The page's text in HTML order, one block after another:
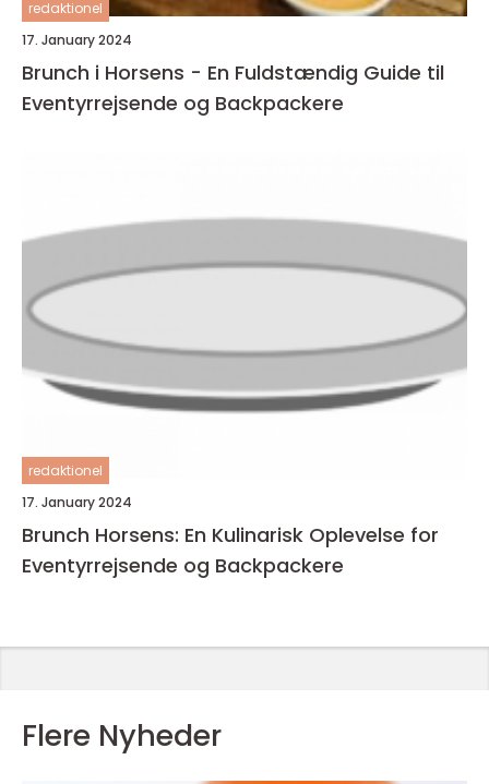
redaktionel
17. January 2024
Brunch i Horsens - En Fuldstændig Guide til
Eventyrrejsende og Backpackere
redaktionel
17. January 2024
Brunch Horsens: En Kulinarisk Oplevelse for
Eventyrrejsende og Backpackere
Flere Nyheder